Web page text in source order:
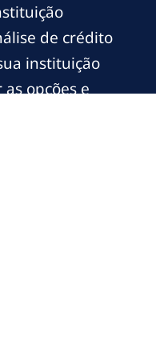
de crédito
instituição
opções e